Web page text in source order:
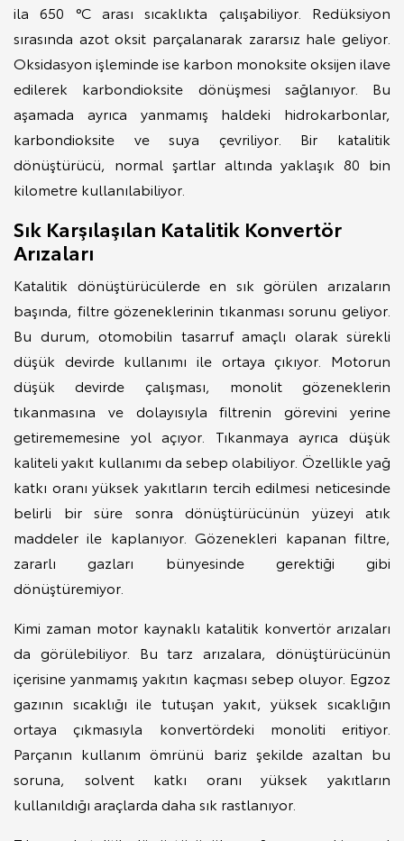
ila 650 °C arası sıcaklıkta çalışabiliyor. Redüksiyon
sırasında azot oksit parçalanarak zararsız hale geliyor.
Oksidasyon işleminde ise karbon monoksite oksijen ilave
edilerek karbondioksite dönüşmesi sağlanıyor. Bu
aşamada ayrıca yanmamış haldeki hidrokarbonlar,
karbondioksite ve suya çevriliyor. Bir katalitik
dönüştürücü, normal şartlar altında yaklaşık 80 bin
kilometre kullanılabiliyor.
Sık Karşılaşılan Katalitik Konvertör
Arızaları
Katalitik dönüştürücülerde en sık görülen arızaların
başında, filtre gözeneklerinin tıkanması sorunu geliyor.
Bu durum, otomobilin tasarruf amaçlı olarak sürekli
düşük devirde kullanımı ile ortaya çıkıyor. Motorun
düşük devirde çalışması, monolit gözeneklerin
tıkanmasına ve dolayısıyla filtrenin görevini yerine
getirememesine yol açıyor. Tıkanmaya ayrıca düşük
kaliteli yakıt kullanımı da sebep olabiliyor. Özellikle yağ
katkı oranı yüksek yakıtların tercih edilmesi neticesinde
belirli bir süre sonra dönüştürücünün yüzeyi atık
maddeler ile kaplanıyor. Gözenekleri kapanan filtre,
zararlı gazları bünyesinde gerektiği gibi
dönüştüremiyor.
Kimi zaman motor kaynaklı katalitik konvertör arızaları
da görülebiliyor. Bu tarz arızalara, dönüştürücünün
içerisine yanmamış yakıtın kaçması sebep oluyor. Egzoz
gazının sıcaklığı ile tutuşan yakıt, yüksek sıcaklığın
ortaya çıkmasıyla konvertördeki monoliti eritiyor.
Parçanın kullanım ömrünü bariz şekilde azaltan bu
soruna, solvent katkı oranı yüksek yakıtların
kullanıldığı araçlarda daha sık rastlanıyor.